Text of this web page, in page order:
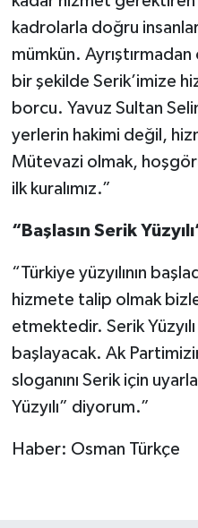
kadrolarla doğru
mümkün.
bir şekilde Serik’imize
borcu. Yavuz Sultan
yerlerin hakimi değil,
Mütevazi olmak,
ilk kuralımız.”
“Başlasın Serik
“Türkiye yüzyılının
hizmete talip olmak
etmektedir. Serik
başlayacak. Ak
sloganını Serik için
Yüzyılı” diyorum.”
Haber: Osman Türkçe